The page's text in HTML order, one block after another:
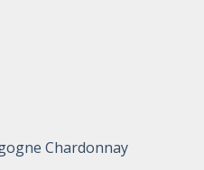
Chardonnay